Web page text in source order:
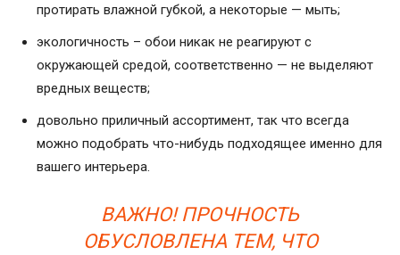
протирать влажной губкой, а некоторые — мыть;
экологичность – обои никак не реагируют с
окружающей средой, соответственно — не выделяют
вредных веществ;
довольно приличный ассортимент, так что всегда
можно подобрать что-нибудь подходящее именно для
вашего интерьера.
ВАЖНО! ПРОЧНОСТЬ
ОБУСЛОВЛЕНА ТЕМ, ЧТО